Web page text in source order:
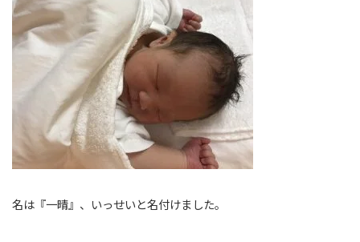
名は『一晴』、いっせいと名付けました。